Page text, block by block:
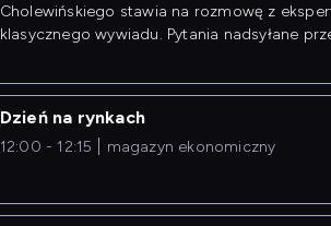
Cholewińskiego stawia na rozmowę z
klasycznego wywiadu. Pytania nadsyłane
Dzień na rynkach
12:00 - 12:15 magazyn ekonomiczny